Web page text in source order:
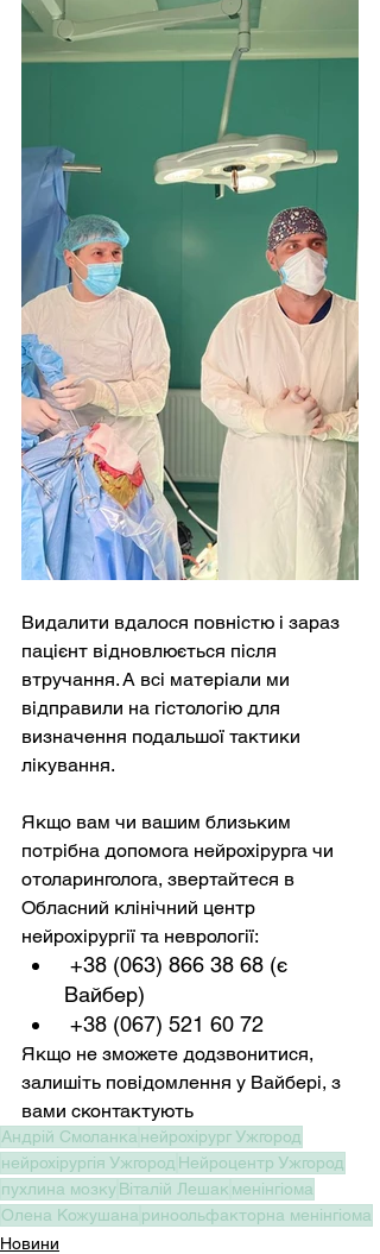
Видалити вдалося повністю і зараз
пацієнт відновлюється після
втручання. А всі матеріали ми
відправили на гістологію для
визначення подальшої тактики
лікування.
Якщо вам чи вашим близьким
потрібна допомога нейрохірурга чи
отоларинголога, звертайтеся в
Обласний клінічний центр
нейрохірургії та неврології:
+38 (063) 866 38 68 (є
Вайбер)
+38 (067) 521 60 72
Якщо не зможете додзвонитися,
залишіть повідомлення у Вайбері, з
вами сконтактують
Андрій Смоланка нейрохірург Ужгород
нейрохірургія Ужгород Нейроцентр Ужгород
пухлина мозкуВіталій Лешак менінгіома
Олена Кожушана риноольфакторна менінгіома
Новини